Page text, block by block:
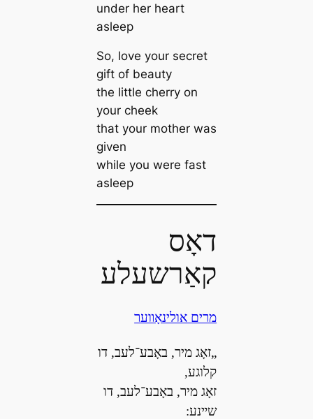
under her heart
asleep
So, love your secret
gift of beauty
the little cherry on
your cheek
that your mother was
given
while you were fast
asleep
דאָס
קאַרשעלע
מרים אולינאָװער
„זאָג מיר, באָבע־לעב, דו
קלוגע,
זאָג מיר, באָבע־לעב, דו
שײנע: